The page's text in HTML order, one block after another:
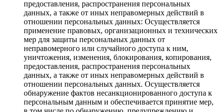
предоставления, распространения персональных
данных, а также от иных неправомерных действий в
отношении персональных данных: Осуществляется
применение правовых, организационных и технических
мер для защиты персональных данных от
неправомерного или случайного доступа к ним,
уничтожения, изменения, блокирования, копирования,
предоставления, распространения персональных
данных, а также от иных неправомерных действий в
отношении персональных данных. Осуществляется
обнаружение фактов несанкционированного доступа к
персональным данным и обеспечивается принятие мер,